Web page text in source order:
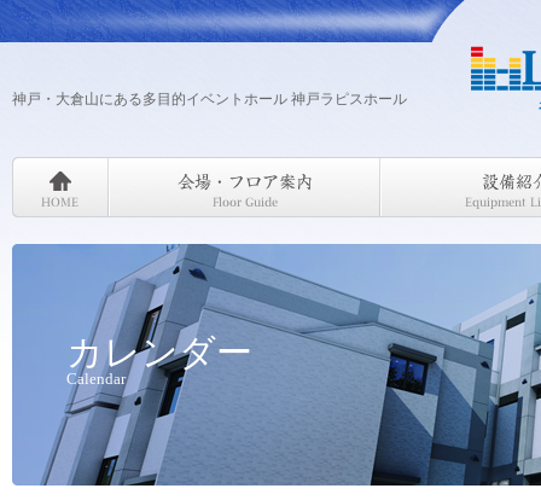
神戸・大倉山にある多目的イベントホール 神戸ラピスホール
カレンダー
Calendar